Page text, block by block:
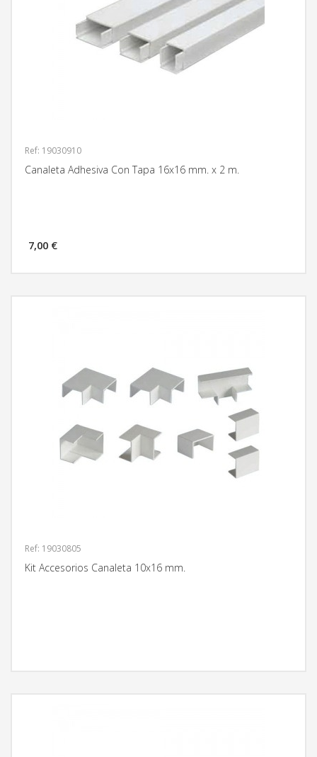
Ref: 19030910
Canaleta Adhesiva Con Tapa 16x16 mm. x 2 m.
7,00 €
Ref: 19030805
Kit Accesorios Canaleta 10x16 mm.